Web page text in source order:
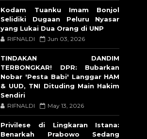
Kodam Tuanku Imam Bonjol
Selidiki Dugaan Peluru Nyasar
yang Lukai Dua Orang di UNP
RIFNALDI Jun 03, 2026
TINDAKAN DANDIM
TERBONGKAR! DPR: Bubarkan
Nobar 'Pesta Babi' Langgar HAM
& UUD, TNI Dituding Main Hakim
Sendiri
RIFNALDI May 13, 2026
Privilese di Lingkaran Istana:
Benarkah Prabowo Sedang